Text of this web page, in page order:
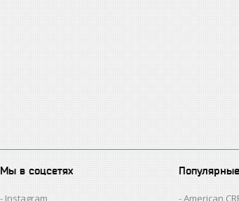
Мы в соцсетях
Instagram American